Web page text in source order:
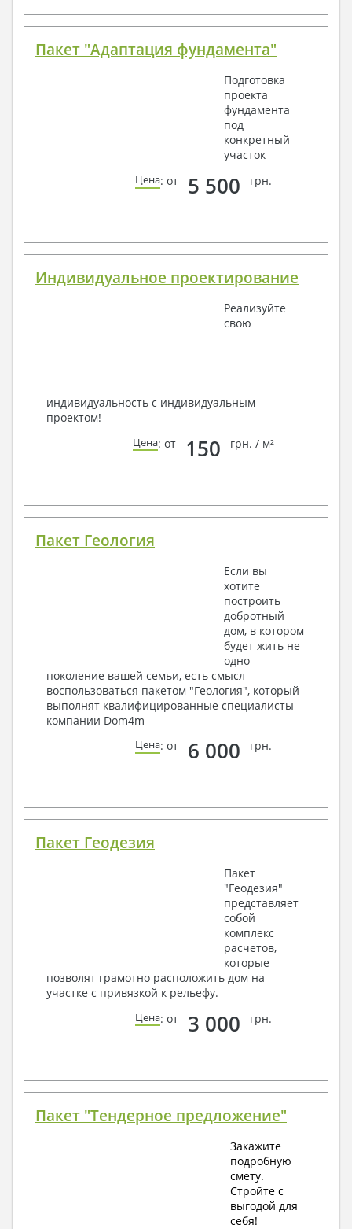
Пакет "Адаптация фундамента"
Подготовка
проекта
фундамента
под
конкретный
участок
Цена: от 5 500 грн.
Индивидуальное проектирование
Реализуйте
свою
индивидуальность с индивидуальным
проектом!
Цена: от 150 грн. / м²
Пакет Геология
Если вы
хотите
построить
добротный
дом, в котором
будет жить не
одно
поколение вашей семьи, есть смысл
воспользоваться пакетом "Геология", который
выполнят квалифицированные специалисты
компании Dom4m
Цена: от 6 000 грн.
Пакет Геодезия
Пакет
"Геодезия"
представляет
собой
комплекс
расчетов,
которые
позволят грамотно расположить дом на
участке с привязкой к рельефу.
Цена: от 3 000 грн.
Пакет "Тендерное предложение"
Закажите
подробную
смету.
Стройте с
выгодой для
себя!